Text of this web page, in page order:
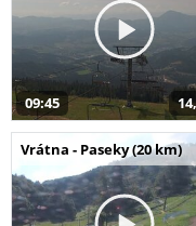
09:45
Vrátna - Paseky (20 km)